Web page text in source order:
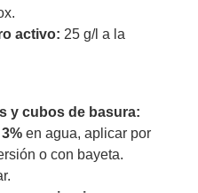
activo: 25 g/l a la
y cubos de basura:
en agua, aplicar por
o con bayeta.